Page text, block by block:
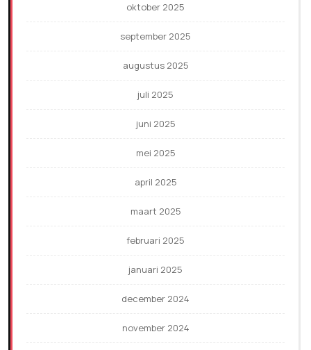
oktober 2025
september 2025
augustus 2025
juli 2025
juni 2025
mei 2025
april 2025
maart 2025
februari 2025
januari 2025
december 2024
november 2024